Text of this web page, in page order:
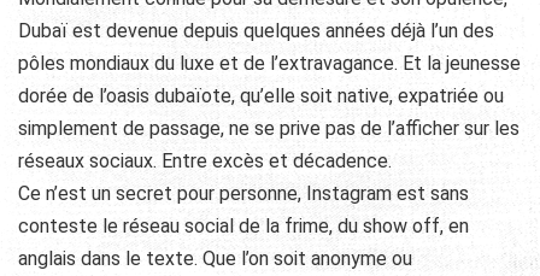
Dubaï est devenue depuis quelques années déjà l’un des
pôles mondiaux du luxe et de l’extravagance. Et la jeunesse
dorée de l’oasis dubaïote, qu’elle soit native, expatriée ou
simplement de passage, ne se prive pas de l’afficher sur les
réseaux sociaux. Entre excès et décadence.
Ce n’est un secret pour personne, Instagram est sans
conteste le réseau social de la frime, du show off, en
anglais dans le texte. Que l’on soit anonyme ou